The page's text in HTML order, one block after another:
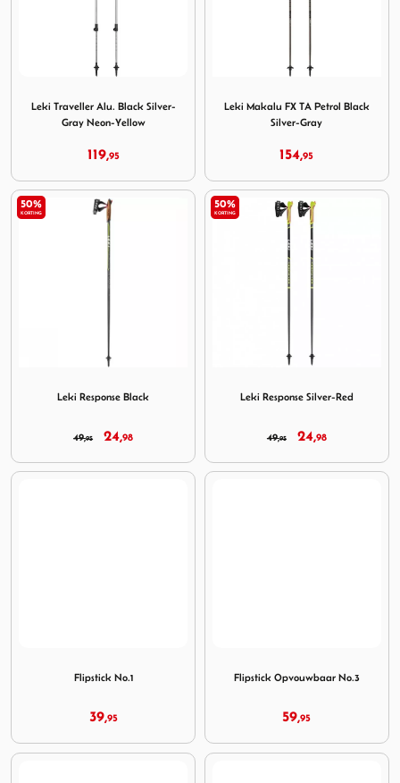
Leki Traveller Alu. Black Silver-
Gray Neon-Yellow
119,95
Leki Makalu FX TA Petrol Black
Silver-Gray
154,95
50%
KORTING
Leki Response Black
49,95 24,98
50%
KORTING
Leki Response Silver-Red
49,95 24,98
Flipstick No.1
39,95
Flipstick Opvouwbaar No.3
59,95